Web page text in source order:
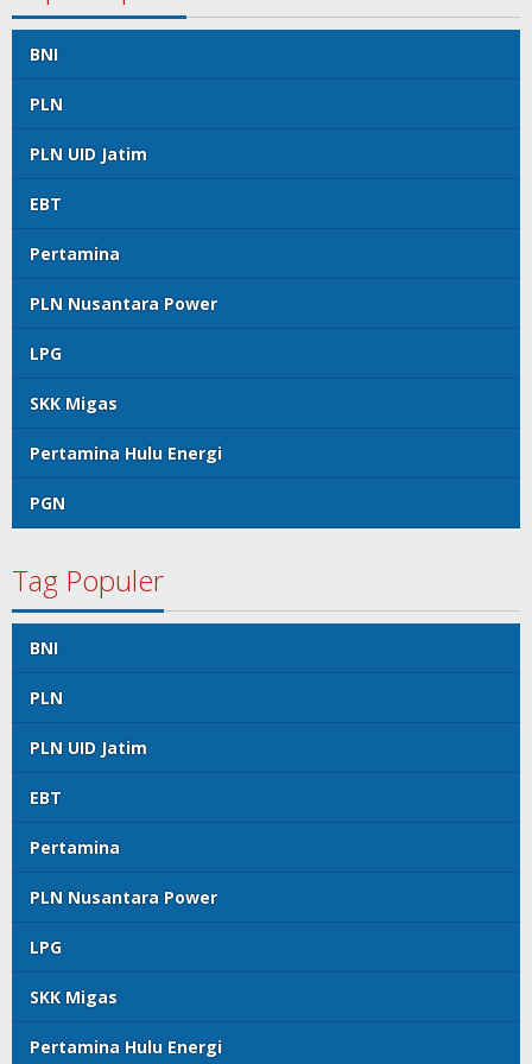
BNI
PLN
PLN UID Jatim
EBT
Pertamina
PLN Nusantara Power
LPG
SKK Migas
Pertamina Hulu Energi
PGN
Tag Populer
BNI
PLN
PLN UID Jatim
EBT
Pertamina
PLN Nusantara Power
LPG
SKK Migas
Pertamina Hulu Energi